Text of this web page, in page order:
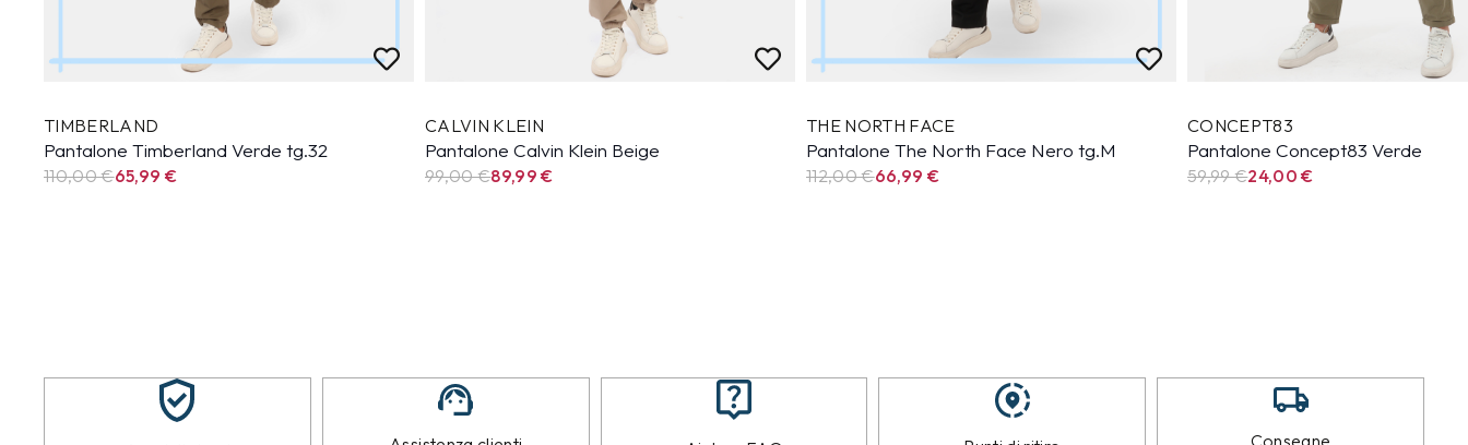
TIMBERLAND
Pantalone Timberland Verde tg.32
110,00 €65,99 €
CALVIN KLEIN
Pantalone Calvin Klein Beige
99,00 €89,99€
THE NORTH FACE
Pantalone The North Face Nero tg.M
112,00 €66,99 €
CONCEPT83
Pantalone Concept83 Verde
59,99€24,00€